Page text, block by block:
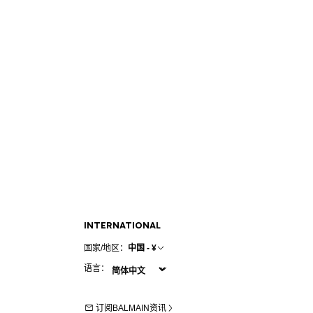
INTERNATIONAL
国家/地区： 中国 - ¥
语言：
订阅BALMAIN资讯